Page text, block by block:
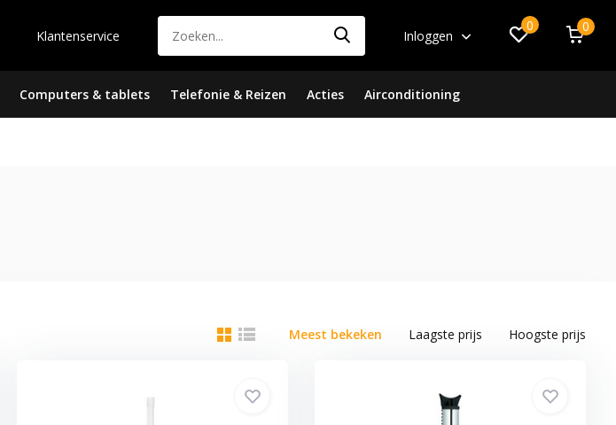
Klantenservice Inloggen
0 0
Computers & tablets Telefonie & Reizen Acties Airconditioning
Meest bekeken Laagste prijs Hoogste prijs